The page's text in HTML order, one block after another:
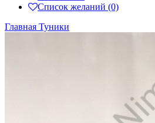
Список желаний (0)
Главная Туники